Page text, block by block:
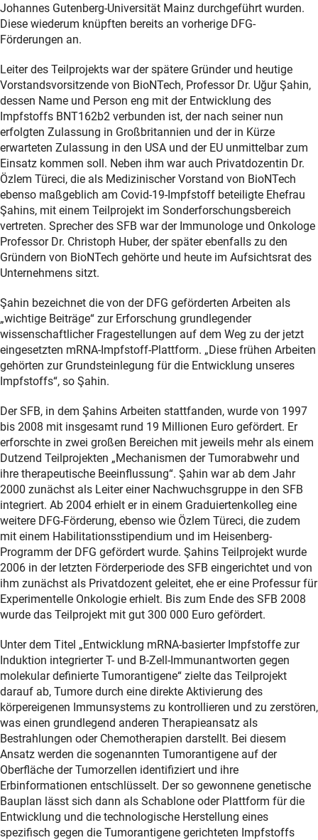
Johannes Gutenberg-Universität Mainz durchgeführt wurden.
Diese wiederum knüpften bereits an vorherige DFG-
Förderungen an.
Leiter des Teilprojekts war der spätere Gründer und heutige
Vorstandsvorsitzende von BioNTech, Professor Dr. Uğur Şahin,
dessen Name und Person eng mit der Entwicklung des
Impfstoffs BNT162b2 verbunden ist, der nach seiner nun
erfolgten Zulassung in Großbritannien und der in Kürze
erwarteten Zulassung in den USA und der EU unmittelbar zum
Einsatz kommen soll. Neben ihm war auch Privatdozentin Dr.
Özlem Türeci, die als Medizinischer Vorstand von BioNTech
ebenso maßgeblich am Covid-19-Impfstoff beteiligte Ehefrau
Şahins, mit einem Teilprojekt im Sonderforschungsbereich
vertreten. Sprecher des SFB war der Immunologe und Onkologe
Professor Dr. Christoph Huber, der später ebenfalls zu den
Gründern von BioNTech gehörte und heute im Aufsichtsrat des
Unternehmens sitzt.
Şahin bezeichnet die von der DFG geförderten Arbeiten als
„wichtige Beiträge“ zur Erforschung grundlegender
wissenschaftlicher Fragestellungen auf dem Weg zu der jetzt
eingesetzten mRNA-Impfstoff-Plattform. „Diese frühen Arbeiten
gehörten zur Grundsteinlegung für die Entwicklung unseres
Impfstoffs“, so Şahin.
Der SFB, in dem Şahins Arbeiten stattfanden, wurde von 1997
bis 2008 mit insgesamt rund 19 Millionen Euro gefördert. Er
erforschte in zwei großen Bereichen mit jeweils mehr als einem
Dutzend Teilprojekten „Mechanismen der Tumorabwehr und
ihre therapeutische Beeinflussung“. Şahin war ab dem Jahr
2000 zunächst als Leiter einer Nachwuchsgruppe in den SFB
integriert. Ab 2004 erhielt er in einem Graduiertenkolleg eine
weitere DFG-Förderung, ebenso wie Özlem Türeci, die zudem
mit einem Habilitationsstipendium und im Heisenberg-
Programm der DFG gefördert wurde. Şahins Teilprojekt wurde
2006 in der letzten Förderperiode des SFB eingerichtet und von
ihm zunächst als Privatdozent geleitet, ehe er eine Professur für
Experimentelle Onkologie erhielt. Bis zum Ende des SFB 2008
wurde das Teilprojekt mit gut 300 000 Euro gefördert.
Unter dem Titel „Entwicklung mRNA-basierter Impfstoffe zur
Induktion integrierter T- und B-Zell-Immunantworten gegen
molekular definierte Tumorantigene“ zielte das Teilprojekt
darauf ab, Tumore durch eine direkte Aktivierung des
körpereigenen Immunsystems zu kontrollieren und zu zerstören,
was einen grundlegend anderen Therapieansatz als
Bestrahlungen oder Chemotherapien darstellt. Bei diesem
Ansatz werden die sogenannten Tumorantigene auf der
Oberfläche der Tumorzellen identifiziert und ihre
Erbinformationen entschlüsselt. Der so gewonnene genetische
Bauplan lässt sich dann als Schablone oder Plattform für die
Entwicklung und die technologische Herstellung eines
spezifisch gegen die Tumorantigene gerichteten Impfstoffs